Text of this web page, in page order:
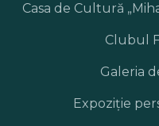
Casa de Cultură
Clubul
Galeria
Expoziţie